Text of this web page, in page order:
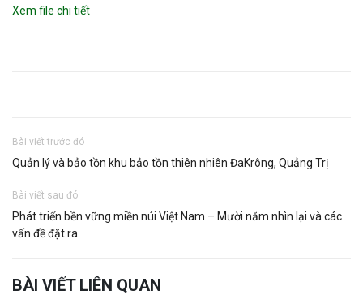
Xem file chi tiết
Bài viết trước đó
Quản lý và bảo tồn khu bảo tồn thiên nhiên ĐaKrông, Quảng Trị
Bài viết sau đó
Phát triển bền vững miền núi Việt Nam – Mười năm nhìn lại và các
vấn đề đặt ra
BÀI VIẾT LIÊN QUAN